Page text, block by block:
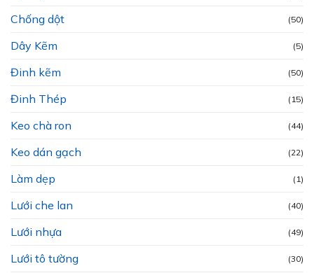
Chống dột (50)
Dây Kẽm (5)
Đinh kẽm (50)
Đinh Thép (15)
Keo chà ron (44)
Keo dán gạch (22)
Làm dẹp (1)
Lưới che lan (40)
Lưới nhựa (49)
Lưới tô tường (30)